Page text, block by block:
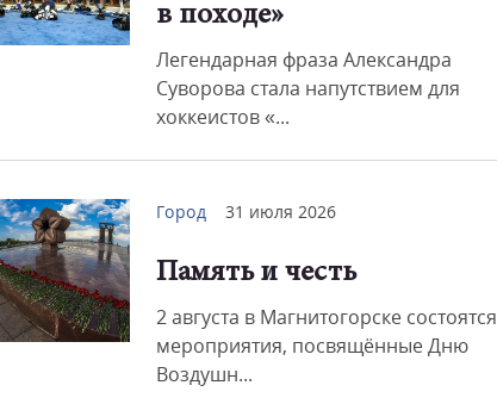
в походе»
Легендарная фраза Александра
Суворова стала напутствием для
хоккеистов «...
Город 31 июля 2026
Память и честь
2 августа в Магнитогорске состоятся
мероприятия, посвящённые Дню
Воздушн...